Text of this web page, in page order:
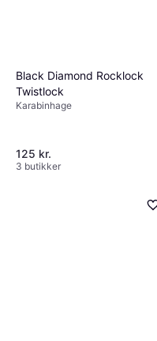
Black Diamond Rocklock
Twistlock
Karabinhage
125 kr.
3 butikker